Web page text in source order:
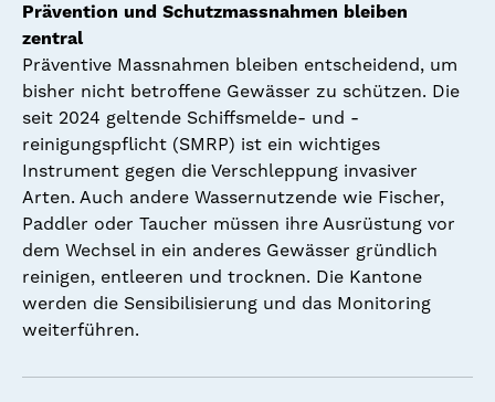
Prävention und Schutzmassnahmen bleiben
zentral
Präventive Massnahmen bleiben entscheidend, um
bisher nicht betroffene Gewässer zu schützen. Die
seit 2024 geltende Schiffsmelde- und -
reinigungspflicht (SMRP) ist ein wichtiges
Instrument gegen die Verschleppung invasiver
Arten. Auch andere Wassernutzende wie Fischer,
Paddler oder Taucher müssen ihre Ausrüstung vor
dem Wechsel in ein anderes Gewässer gründlich
reinigen, entleeren und trocknen. Die Kantone
werden die Sensibilisierung und das Monitoring
weiterführen.